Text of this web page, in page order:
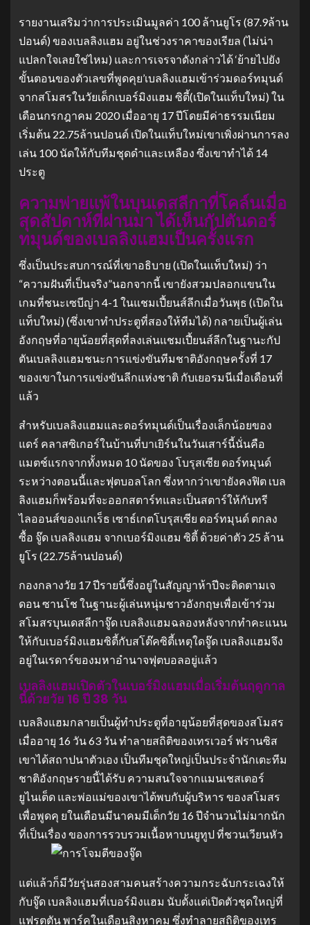
รายงานเสริมว่าการประเมินมูลค่า 100 ล้านยูโร (87.9ล้าน
ปอนด์) ของเบลลิงแฮม อยู่ในช่วงราคาของเรียล (ไม่น่า
แปลกใจเลยใช่ไหม) และการเจรจาดังกล่าวได้ ‘ย้ายไปยัง
ขั้นตอนของตัวเลขที่พูดคุย’เบลลิงแฮมเข้าร่วมดอร์ทมุนด์
จากสโมสรในวัยเด็กเบอร์มิงแฮม ซิตี้(เปิดในแท็บใหม่) ใน
เดือนกรกฎาคม 2020 เมื่ออายุ 17 ปีโดยมีค่าธรรมเนียม
เริ่มต้น 22.75ล้านปอนด์ เปิดในแท็บใหม่เขาเพิ่งผ่านการลง
เล่น 100 นัดให้กับทีมชุดดำและเหลือง ซึ่งเขาทำได้ 14
ประตู
ความพ่ายแพ้ในบุนเดสลีกาที่โคล์นเมื่อ
สุดสัปดาห์ที่ผ่านมา ได้เห็นกัปตันดอร์
ทมุนด์ของเบลลิงแฮมเป็นครั้งแรก
ซึ่งเป็นประสบการณ์ที่เขาอธิบาย (เปิดในแท็บใหม่) ว่า
“ความฝันที่เป็นจริง”นอกจากนี้ เขายังสวมปลอกแขนใน
เกมที่ชนะเซบีญ่า 4-1 ในแชมเปี้ยนส์ลีกเมื่อวันพุธ (เปิดใน
แท็บใหม่) (ซึ่งเขาทำประตูที่สองให้ทีมได้) กลายเป็นผู้เล่น
อังกฤษที่อายุน้อยที่สุดที่ลงเล่นแชมเปี้ยนส์ลีกในฐานะกัป
ตันเบลลิงแฮมชนะการแข่งขันทีมชาติอังกฤษครั้งที่ 17
ของเขาในการแข่งขันลีกแห่งชาติ กับเยอรมนีเมื่อเดือนที่
แล้ว
สำหรับเบลลิงแฮมและดอร์ทมุนด์เป็นเรื่องเล็กน้อยของ
แดร์ คลาสซิเกอร์ในบ้านที่บาเยิร์นในวันเสาร์นี้นั่นคือ
แมตช์แรกจากทั้งหมด 10 นัดของ โบรุสเซีย ดอร์ทมุนด์
ระหว่างตอนนี้และฟุตบอลโลก ซึ่งหากว่าเขายังคงฟิต เบล
ลิงแฮมก็พร้อมที่จะออกสตาร์ทและเป็นสตาร์ให้กับทรี
ไลออนส์ของแกเร็ธ เซาธ์เกตโบรุสเซีย ดอร์ทมุนด์ ตกลง
ซื้อ จู๊ด เบลลิงแฮม จากเบอร์มิงแฮม ซิตี้ ด้วยค่าตัว 25 ล้าน
ยูโร (22.75ล้านปอนด์)
กองกลางวัย 17 ปีรายนี้ซึ่งอยู่ในสัญญาห้าปีจะติดตามเจ
ดอน ซานโช ในฐานะผู้เล่นหนุ่มชาวอังกฤษเพื่อเข้าร่วม
สโมสรบุนเดสลีกาจู๊ด เบลลิงแฮมฉลองหลังจากทำคะแนน
ให้กับเบอร์มิงแฮมซิตี้กับสโต๊คซิตี้เหตุใดจู๊ด เบลลิงแฮมจึง
อยู่ในเรดาร์ของมหาอำนาจฟุตบอลอยู่แล้ว
เบลลิงแฮมเปิดตัวในเบอร์มิงแฮมเมื่อเริ่มต้นฤดูกาล
นี้ด้วยวัย 16 ปี 38 วัน
เบลลิงแฮมกลายเป็นผู้ทำประตูที่อายุน้อยที่สุดของสโมสร
เมื่ออายุ 16 วัน 63 วัน ทำลายสถิติของเทรเวอร์ ฟรานซิส
เขาได้สถาปนาตัวเอง เป็นทีมชุดใหญ่เป็นประจำนักเตะทีม
ชาติอังกฤษรายนี้ได้รับ ความสนใจจากแมนเชสเตอร์
ยูไนเต็ด และพ่อแม่ของเขาได้พบกับผู้บริหาร ของสโมสร
เพื่อพูดคุ ยในเดือนมีนาคมมีเด็กวัย 16 ปีจำนวนไม่มากนัก
ที่เป็นเรื่อง ของการรวบรวมเนื้อหาบนยูทูป ที่ชวนเวียนหัว
แต่แล้วก็มีวัยรุ่นสองสามคนสร้างความกระฉับกระเฉงให้
กับจู๊ด เบลลิงแฮมที่เบอร์มิงแฮม นับตั้งแต่เปิดตัวชุดใหญ่ที่
แฟรตตัน พาร์คในเดือนสิงหาคม ซึ่งทำลายสถิติของเทร